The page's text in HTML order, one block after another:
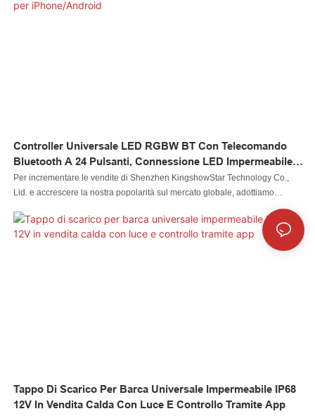
per motociclette, la luce LED per barche, il connettore per cavi LED e il
Controller Universale LED RGBW BT Con Telecomando
Bluetooth A 24 Pulsanti, Connessione LED Impermeabile,
App Per IPhone/Android
Per incrementare le vendite di Shenzhen KingshowStar Technology Co.,
Lid. e accrescere la nostra popolarità sul mercato globale, adottiamo
l'aggiornamento delle nostre informazioni sui social media come Facebook,
per promuovere i nostri prodotti e servizi. Il nostro obiettivo eterno è
Tappo Di Scarico Per Barca Universale Impermeabile IP68
12V In Vendita Calda Con Luce E Controllo Tramite App